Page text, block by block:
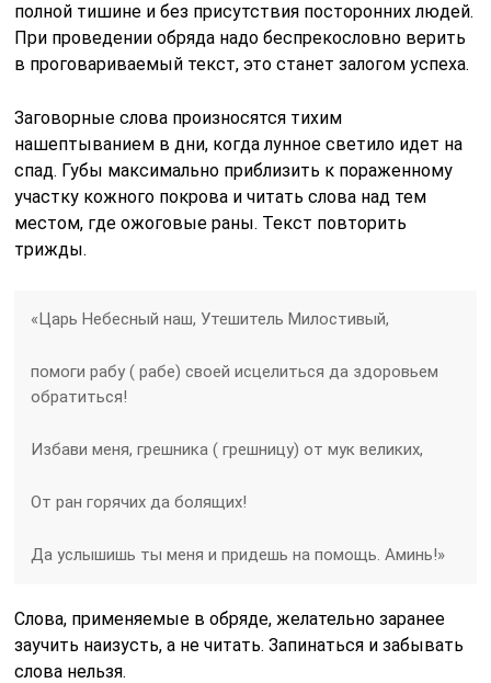
полной тишине и без присутствия посторонних людей.
При проведении обряда надо беспрекословно верить
в проговариваемый текст, это станет залогом успеха.
Заговорные слова произносятся тихим
нашептыванием в дни, когда лунное светило идет на
спад. Губы максимально приблизить к пораженному
участку кожного покрова и читать слова над тем
местом, где ожоговые раны. Текст повторить
трижды.
«Царь Небесный наш, Утешитель Милостивый,
помоги рабу ( рабе) своей исцелиться да здоровьем
обратиться!
Избави меня, грешника ( грешницу) от мук великих,
От ран горячих да болящих!
Да услышишь ты меня и придешь на помощь. Аминь!»
Слова, применяемые в обряде, желательно заранее
заучить наизусть, а не читать. Запинаться и забывать
слова нельзя.